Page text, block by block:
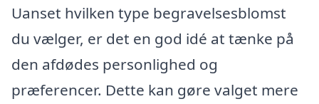
Uanset hvilken type begravelsesblomst
du vælger, er det en god idé at tænke på
den afdødes personlighed og
præferencer. Dette kan gøre valget mere